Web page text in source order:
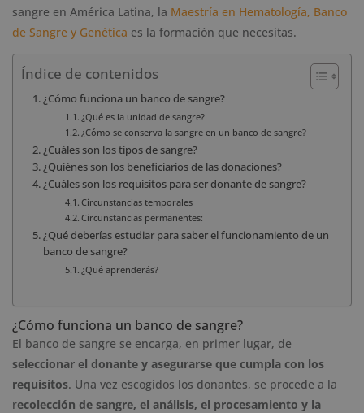
sangre en América Latina, la Maestría en Hematología, Banco
de Sangre y Genética es la formación que necesitas.
Índice de contenidos
¿Cómo funciona un banco de sangre?
¿Qué es la unidad de sangre?
¿Cómo se conserva la sangre en un banco de sangre?
¿Cuáles son los tipos de sangre?
¿Quiénes son los beneficiarios de las donaciones?
¿Cuáles son los requisitos para ser donante de sangre?
Circunstancias temporales
Circunstancias permanentes:
¿Qué deberías estudiar para saber el funcionamiento de un
banco de sangre?
¿Qué aprenderás?
¿Cómo funciona un banco de sangre?
El banco de sangre se encarga, en primer lugar, de
seleccionar el donante y asegurarse que cumpla con los
requisitos. Una vez escogidos los donantes, se procede a la
recolección de sangre, el análisis, el procesamiento y la